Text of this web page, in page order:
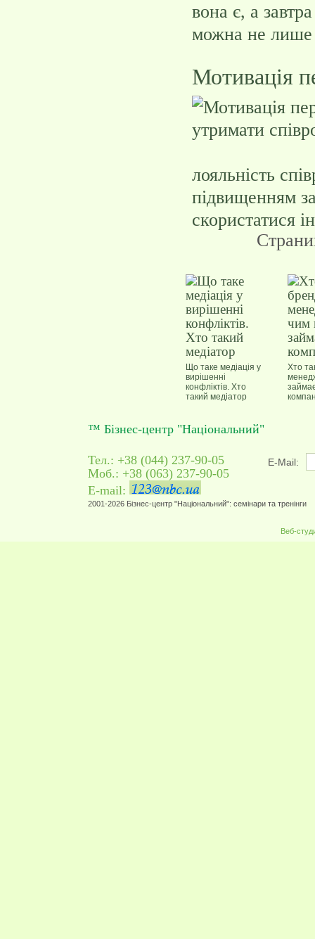
вона є, а
можна не лише
Мотивація
лояльність
підвищенням
скористатися
Що таке медіація у
вирішенні
конфліктів. Хто
такий медіатор
Хто
™ Бізнес-центр "Національний"
Тел.: +38 (044) 237-90-05
Моб.: +38 (063) 237-90-05
E-mail:
2001-2026 Бізнес-центр "Національний": семінари та тренінги
Веб-
E-Mail: